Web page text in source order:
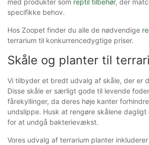
specifikke behov.
Hos Zoopet finder du alle de nødvendige
terrarium til konkurrencedygtige priser.
Skåle og planter til
Vi tilbyder et bredt udvalg af skåle, der er
Disse skåle er særligt gode til levende
fårekyllinger, da deres høje kanter
undslippe. Husk at rengøre skålene
for at undgå bakterievækst.
Vores udvalg af terrarium planter